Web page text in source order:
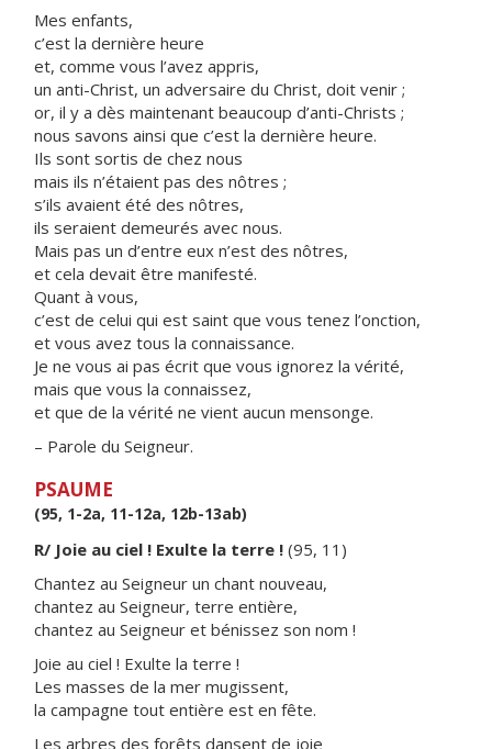
Mes enfants,
c’est la dernière heure
et, comme vous l’avez appris,
un anti-Christ, un adversaire du Christ, doit venir ;
or, il y a dès maintenant beaucoup d’anti-Christs ;
nous savons ainsi que c’est la dernière heure.
Ils sont sortis de chez nous
mais ils n’étaient pas des nôtres ;
s’ils avaient été des nôtres,
ils seraient demeurés avec nous.
Mais pas un d’entre eux n’est des nôtres,
et cela devait être manifesté.
Quant à vous,
c’est de celui qui est saint que vous tenez l’onction,
et vous avez tous la connaissance.
Je ne vous ai pas écrit que vous ignorez la vérité,
mais que vous la connaissez,
et que de la vérité ne vient aucun mensonge.
– Parole du Seigneur.
PSAUME
(95, 1-2a, 11-12a, 12b-13ab)
R/ Joie au ciel ! Exulte la terre ! (95, 11)
Chantez au Seigneur un chant nouveau,
chantez au Seigneur, terre entière,
chantez au Seigneur et bénissez son nom !
Joie au ciel ! Exulte la terre !
Les masses de la mer mugissent,
la campagne tout entière est en fête.
Les arbres des forêts dansent de joie